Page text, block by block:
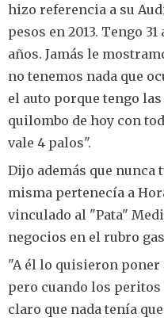
hizo referencia a su
pesos en 2013. Tengo
años. Jamás le
no tenemos nada que
el auto porque tengo
quilombo de hoy con
vale 4 palos".
Dijo además que nunca
misma pertenecía a
vinculado al "Pata"
negocios en el rubro
"A él lo quisieron
pero cuando los
claro que nada tenía